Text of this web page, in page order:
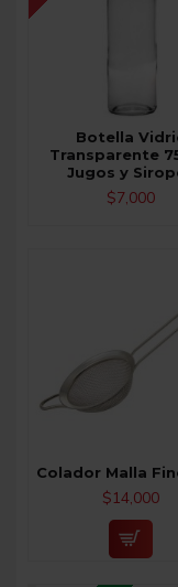
Botella
Transparente
Jugos y
$7,000
Colador Malla
$14,000